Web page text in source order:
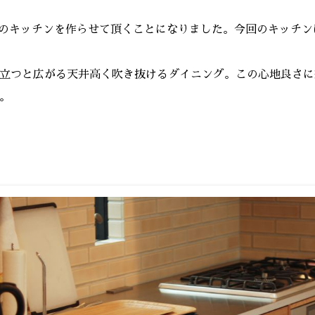
キッチンを作らせて頂くことになりました。今回のキッチ
つと広がる天井高く吹き抜けるダイニング。この心地良さ